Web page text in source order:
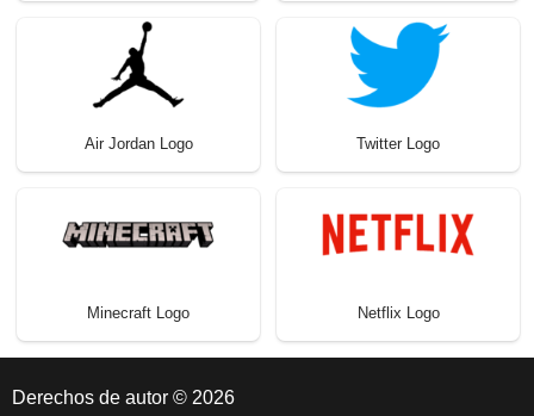
Air Jordan Logo Twitter Logo
Minecraft Logo Netflix Logo
Derechos de autor © 2026